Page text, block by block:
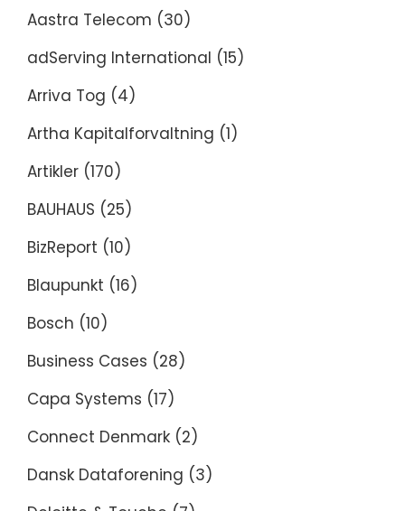
Aastra Telecom (30)
adServing International (15)
Arriva Tog (4)
Artha Kapitalforvaltning (1)
Artikler (170)
BAUHAUS (25)
BizReport (10)
Blaupunkt (16)
Bosch (10)
Business Cases (28)
Capa Systems (17)
Connect Denmark (2)
Dansk Dataforening (3)